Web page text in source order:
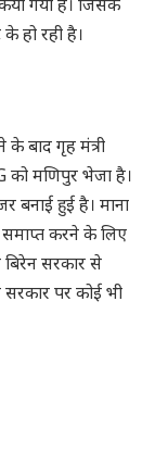
हो रही है।
के बाद गृह मंत्री
को मणिपुर भेजा है।
बनाई हुई है। माना
समाप्त करने के लिए
सरकार से
पर कोई भी